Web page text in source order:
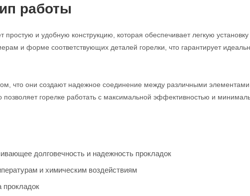
работы
и удобную конструкцию, которая обеспечивает легкую
и форме соответствующих деталей горелки, что гарантирует
что они создают надежное соединение между различными элементами
позволяет горелке работать с максимальной эффективностью и
долговечность и надежность прокладок
и химическим воздействиям
прокладок